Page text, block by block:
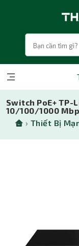
Switch PoE+ TP-
10/100/1000
› Thiết Bị